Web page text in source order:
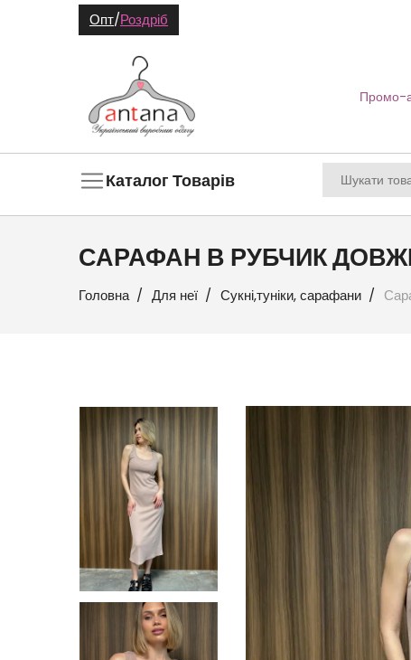
Опт/Роздріб
Промо-
Каталог Товарів
САРАФАН В РУБЧИК
Головна Для неї Сукні,туніки, сарафани